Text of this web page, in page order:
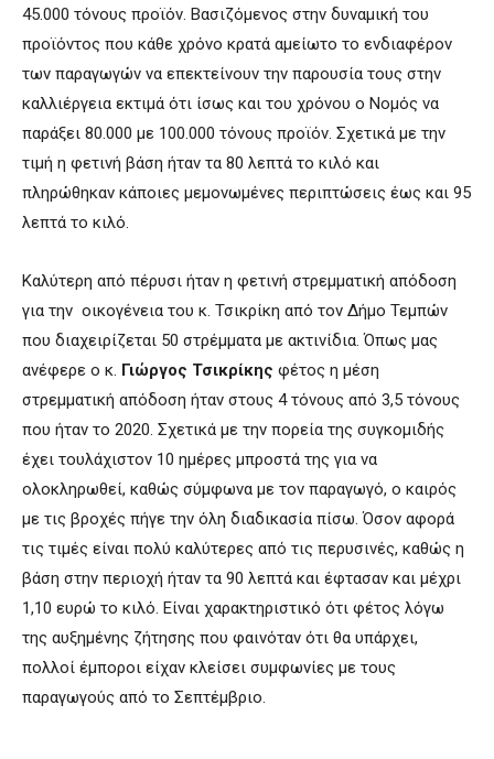
45.000 τόνους προϊόν. Βασιζόμενος στην δυναμική του
προϊόντος που κάθε χρόνο κρατά αμείωτο το ενδιαφέρον
των παραγωγών να επεκτείνουν την παρουσία τους στην
καλλιέργεια εκτιμά ότι ίσως και του χρόνου ο Νομός να
παράξει 80.000 με 100.000 τόνους προϊόν. Σχετικά με την
τιμή η φετινή βάση ήταν τα 80 λεπτά το κιλό και
πληρώθηκαν κάποιες μεμονωμένες περιπτώσεις έως και 95
λεπτά το κιλό.
Καλύτερη από πέρυσι ήταν η φετινή στρεμματική απόδοση
για την οικογένεια του κ. Τσικρίκη από τον Δήμο Τεμπών
που διαχειρίζεται 50 στρέμματα με ακτινίδια. Όπως μας
ανέφερε ο κ. Γιώργος Τσικρίκης φέτος η μέση
στρεμματική απόδοση ήταν στους 4 τόνους από 3,5 τόνους
που ήταν το 2020. Σχετικά με την πορεία της συγκομιδής
έχει τουλάχιστον 10 ημέρες μπροστά της για να
ολοκληρωθεί, καθώς σύμφωνα με τον παραγωγό, ο καιρός
με τις βροχές πήγε την όλη διαδικασία πίσω. Όσον αφορά
τις τιμές είναι πολύ καλύτερες από τις περυσινές, καθώς η
βάση στην περιοχή ήταν τα 90 λεπτά και έφτασαν και μέχρι
1,10 ευρώ το κιλό. Είναι χαρακτηριστικό ότι φέτος λόγω
της αυξημένης ζήτησης που φαινόταν ότι θα υπάρχει,
πολλοί έμποροι είχαν κλείσει συμφωνίες με τους
παραγωγούς από το Σεπτέμβριο.